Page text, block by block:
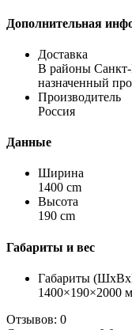
Дополнительная
Доставка
В районы Санкт-
назначенный
Производитель
Россия
Данные
Ширина
1400 cm
Высота
190 cm
Габариты и вес
Габариты
1400×190×2000
Отзывов: 0